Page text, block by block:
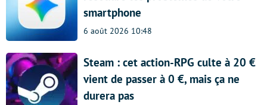
smartphone
6 août 2026 10:48
Steam : cet action-RPG culte à 20 €
vient de passer à 0 €, mais ça ne
durera pas